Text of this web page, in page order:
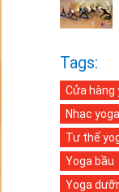
Tags:
Cửa hàng
Nhạc
Tư thế
Yoga bầu
Yoga